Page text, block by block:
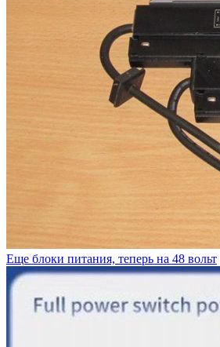
Еще блоки питания, теперь на 48 вольт